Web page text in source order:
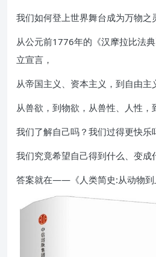
我们如何登上世界舞台成为万物之
从公元前1776年的《汉摩拉比法
立宣言，
从帝国主义、资本主义，到自由主
从兽欲，到物欲，从兽性、人性，
我们了解自己吗？我们过得更快乐
我们究竟希望自己得到什么、变成
答案就在——《人类简史:从动物到